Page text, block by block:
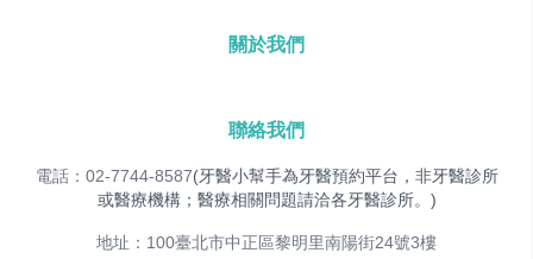
關於我們
聯絡我們
電話：02-7744-8587(牙醫小幫手為牙醫預約平台，非牙醫診所
或醫療機構；醫療相關問題請洽各牙醫診所。)
地址：100臺北市中正區黎明里南陽街24號3樓